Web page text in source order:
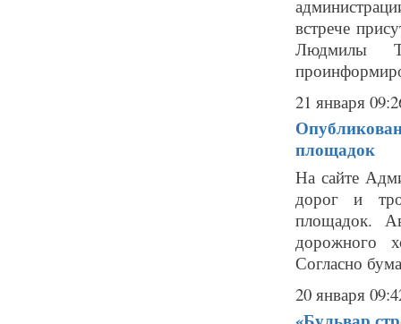
встрече
Людмилы
21 января
площадок
На сайте
дорог и
площадок.
дорожного
Согласно
20 января